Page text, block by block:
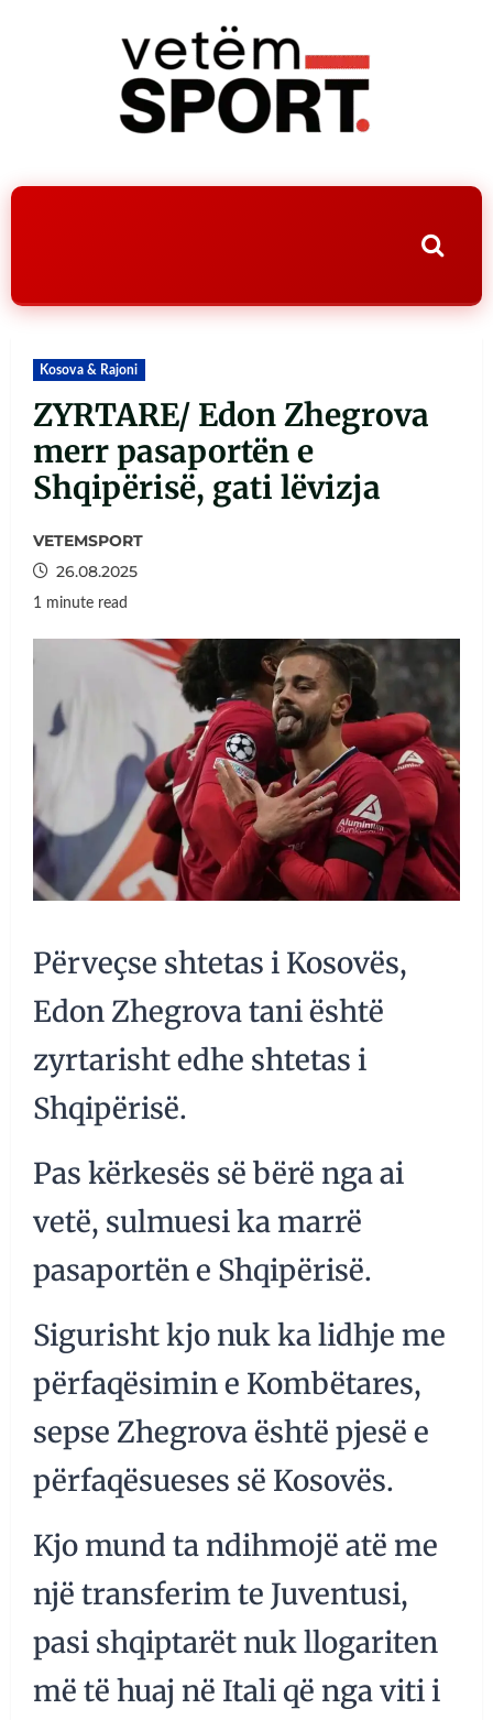
Kosova & Rajoni
ZYRTARE/ Edon Zhegrova
merr pasaportën e
Shqipërisë, gati lëvizja
VETEMSPORT
26.08.2025
1 minute read
Përveçse shtetas i Kosovës,
Edon Zhegrova tani është
zyrtarisht edhe shtetas i
Shqipërisë.
Pas kërkesës së bërë nga ai
vetë, sulmuesi ka marrë
pasaportën e Shqipërisë.
Sigurisht kjo nuk ka lidhje me
përfaqësimin e Kombëtares,
sepse Zhegrova është pjesë e
përfaqësueses së Kosovës.
Kjo mund ta ndihmojë atë me
një transferim te Juventusi,
pasi shqiptarët nuk llogariten
më të huaj në Itali që nga viti i